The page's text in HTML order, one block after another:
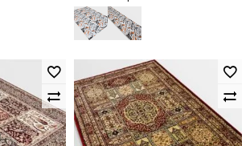
49.00 €
/
лв..